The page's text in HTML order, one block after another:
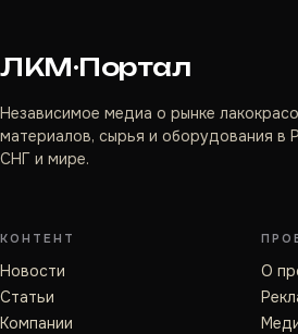
ЛКМ·Портал
Независимое медиа о рынке
материалов, сырья и оборудования в
СНГ и мире.
КОНТЕНТ
Новости
Статьи
Компании
О